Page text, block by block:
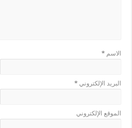
الاسم*
البريد الإلكتروني*
الموقع الإلكتروني